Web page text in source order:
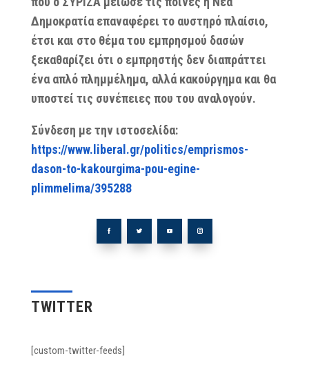
Δημοκρατία επαναφέρει το αυστηρό πλαίσιο,
έτσι και στο θέμα του εμπρησμού δασών
ξεκαθαρίζει ότι ο εμπρηστής δεν διαπράττει
ένα απλό πλημμέλημα, αλλά κακούργημα και θα
υποστεί τις συνέπειες που του αναλογούν.
Σύνδεση με την ιστοσελίδα:
https://www.liberal.gr/politics/emprismos-
dason-to-kakourgima-pou-egine-
plimmelima/395288
TWITTER
[custom-twitter-feeds]